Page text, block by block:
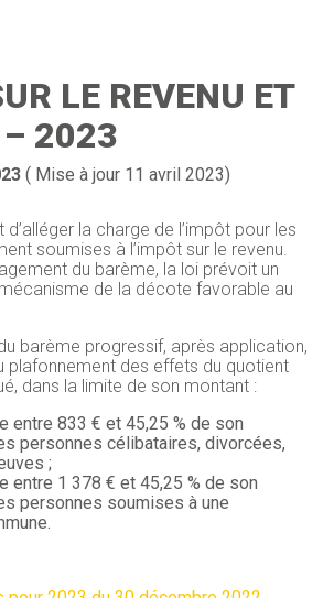
collecte
LE REVENU ET
– 2023
( Mise à jour 11 avril 2023)
la charge de l’impôt pour les
soumises à l’impôt sur le revenu.
du barème, la loi prévoit un
de la décote favorable au
barème progressif, après application,
plafonnement des effets du quotient
dans la limite de son montant :
entre 833 € et 45,25 % de son
personnes célibataires, divorcées,
;
entre 1 378 € et 45,25 % de son
personnes soumises à une